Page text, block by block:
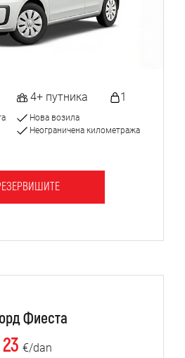
4+ путника 1
Нова возила
Неограничена километража
Фиеста
23 €/dan